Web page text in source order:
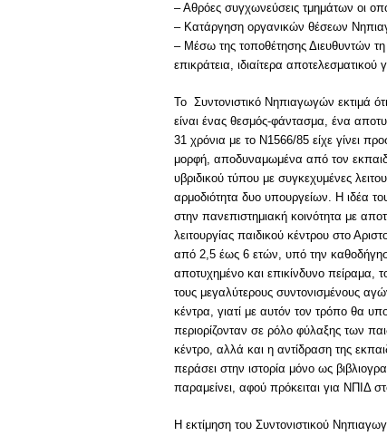
– Αθρόες συγχωνεύσεις τμημάτων οι
– Κατάργηση οργανικών θέσεων
– Μέσω της τοποθέτησης Διευθυντών τη
επικράτεια, ιδιαίτερα
Το Συντονιστικό Νηπιαγωγών εκτιμά
είναι ένας θεσμός-φάντασμα, ένα
31 χρόνια με το Ν1566/85 είχε γίνει
μορφή, αποδυναμωμένα από τον
υβριδικού τύπου με συγκεχυμένες
αρμοδιότητα δυο υπουργείων. Η ιδέα
στην πανεπιστημιακή κοινότητα με
λειτουργίας παιδικού κέντρου στο
από 2,5 έως 6 ετών, υπό την
αποτυχημένο και επικίνδυνο πείραμα,
τους μεγαλύτερους συντονισμένους
κέντρα, γιατί με αυτόν τον τρόπο θα
περιορίζονταν σε ρόλο φύλαξης των
κέντρο, αλλά και η αντίδραση της
περάσει στην ιστορία μόνο ως
παραμείνει, αφού πρόκειται για ΝΠΙΔ
Η εκτίμηση του Συντονιστικού